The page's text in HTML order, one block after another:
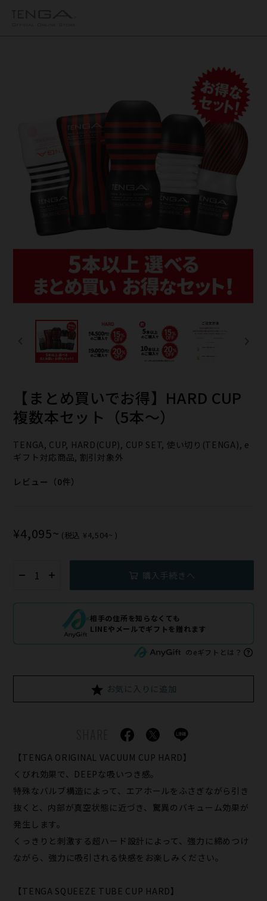
【まとめ買いで​お得】HARD CUP
複数本セット​（5本～）
TENGA, CUP, HARD(CUP), CUP SET, 使い切り(TENGA), e
ギフト対応商品, 割引対象外
レビュー（0件）
¥4,095~ (税込 ¥4,504~ )
購入手続きへ
相手の住所を知らなくても
LINEやメールでギフトを贈れます
のeギフトとは？
お気に入りに追加
【TENGA ORIGINAL VACUUM CUP HARD】
くびれ効果で、DEEPな吸いつき感。
特殊なバルブ構造によって、エアホールをふさぎながら引き
抜くと、内部が真空状態に近づき、驚異のバキューム効果が
発生します。
くっきりと刺激する超ハード設計によって、強力に締めつけ
ながら、強力に吸引される快感をお楽しみください。
【TENGA SQUEEZE TUBE CUP HARD】